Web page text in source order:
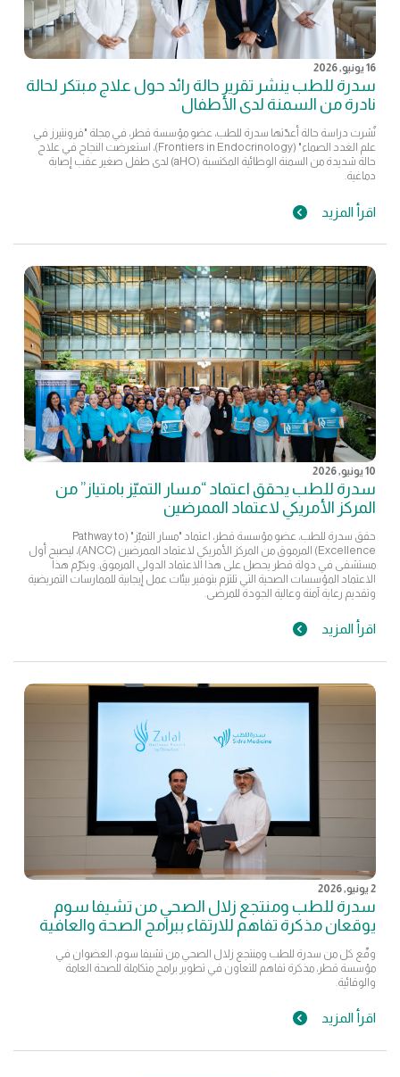
16 يونيو, 2026
سدرة للطب ينشر تقرير حالة رائد حول علاج مبتكر لحالة
نادرة من السمنة لدى الأطفال
نُشرت دراسة حالة أعدّتها سدرة للطب، عضو مؤسسة قطر، في مجلة "فرونتيرز في
علم الغدد الصماء" (Frontiers in Endocrinology)، استعرضت النجاح في علاج
حالة شديدة من السمنة الوطائية المكتسبة (aHO) لدى طفل صغير عقب إصابة
دماغية.
اقرأ المزيد
10 يونيو, 2026
سدرة للطب يحقق اعتماد “مسار التميّز بامتياز” من
المركز الأمريكي لاعتماد الممرضين
حقق سدرة للطب، عضو مؤسسة قطر، اعتماد "مسار التميّز" (Pathway to
Excellence) المرموق من المركز الأمريكي لاعتماد الممرضين (ANCC)، ليصبح أول
مستشفى في دولة قطر يحصل على هذا الاعتماد الدولي المرموق. ويكرّم هذا
الاعتماد المؤسسات الصحية التي تلتزم بتوفير بيئات عمل إيجابية للممارسات التمريضية
وتقديم رعاية آمنة وعالية الجودة للمرضى.
اقرأ المزيد
2 يونيو, 2026
سدرة للطب ومنتجع زلال الصحي من تشيفا سوم
يوقعان مذكرة تفاهم للارتقاء ببرامج الصحة والعافية
وقّع كل من سدرة للطب ومنتجع زلال الصحي من تشيفا سوم، العضوان في
مؤسسة قطر، مذكرة تفاهم للتعاون في تطوير برامج متكاملة للصحة العامة
والوقائية.
اقرأ المزيد